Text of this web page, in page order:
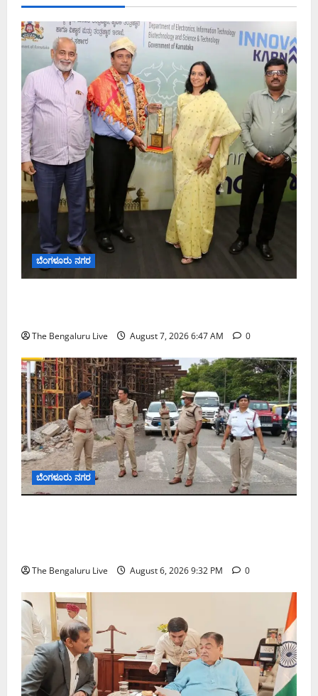
ಬೆಂಗಳೂರು ನಗರ
The Bengaluru Live August 7, 2026 6:47 AM 0
ಬೆಂಗಳೂರು ನಗರ
The Bengaluru Live August 6, 2026 9:32 PM 0